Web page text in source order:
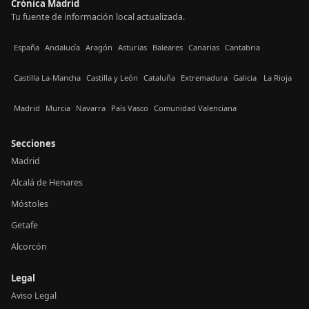
Crónica Madrid
Tu fuente de información local actualizada.
España Andalucía Aragón Asturias Baleares Canarias Cantabria
Castilla La-Mancha Castilla y León Cataluña Extremadura Galicia La Rioja
Madrid Murcia Navarra País Vasco Comunidad Valenciana
Secciones
Madrid
Alcalá de Henares
Móstoles
Getafe
Alcorcón
Legal
Aviso Legal